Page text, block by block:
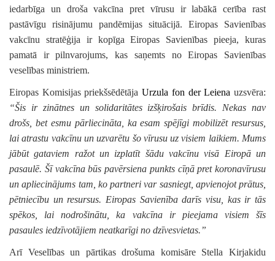
iedarbīga un droša vakcīna pret vīrusu ir labākā cerība rast
pastāvīgu risinājumu pandēmijas situācijā. Eiropas Savienības
vakcīnu stratēģija ir kopīga Eiropas Savienības pieeja, kuras
pamatā ir pilnvarojums, kas saņemts no Eiropas Savienības
veselības ministriem.
Eiropas Komisijas priekšsēdētājaUrzula fon der Leiena uzsvēra:
“Šis ir zinātnes un solidaritātes izšķirošais brīdis. Nekas nav
drošs, bet esmu pārliecināta, ka esam spējīgi mobilizēt resursus,
lai atrastu vakcīnu un uzvarētu šo vīrusu uz visiem laikiem. Mums
jābūt gataviem ražot un izplatīt šādu vakcīnu visā Eiropā un
pasaulē. Šī vakcīna būs pavērsiena punkts cīņā pret koronavīrusu
un apliecinājums tam, ko partneri var sasniegt, apvienojot prātus,
pētniecību un resursus. Eiropas Savienība darīs visu, kas ir tās
spēkos, lai nodrošinātu, ka vakcīna ir pieejama visiem šīs
pasaules iedzīvotājiem neatkarīgi no dzīvesvietas.”
Arī Veselības un pārtikas drošuma komisāre Stella Kirjakidu